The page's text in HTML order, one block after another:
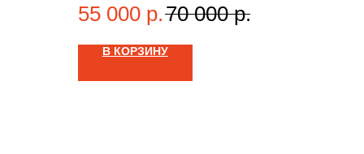
55 000 р.70 000 р.
В КОРЗИНУ